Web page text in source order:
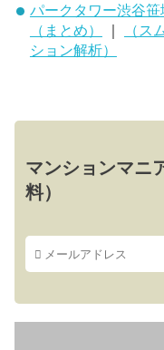
パークタワー渋谷笹
（まとめ）
（ス
ション解析）
マンションマニ
料）